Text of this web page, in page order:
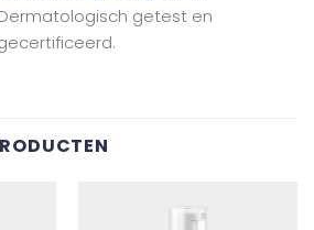
getest en